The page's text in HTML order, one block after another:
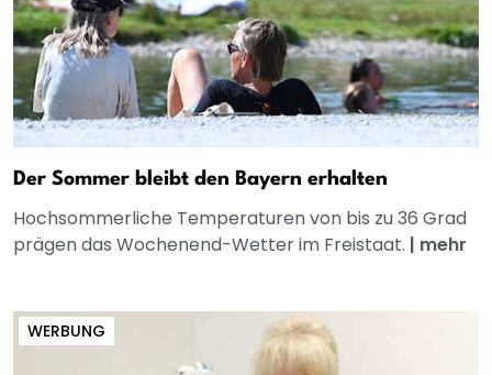
Der Sommer bleibt den Bayern erhalten
Hochsommerliche Temperaturen von bis zu 36 Grad
prägen das Wochenend-Wetter im Freistaat. | mehr
WERBUNG